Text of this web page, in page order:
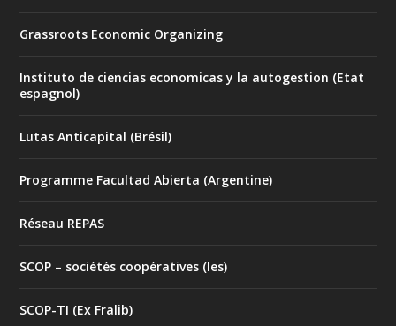
Grassroots Economic Organizing
Instituto de ciencias economicas y la autogestion (Etat
espagnol)
Lutas Anticapital (Brésil)
Programme Facultad Abierta (Argentine)
Réseau REPAS
SCOP – sociétés coopératives (les)
SCOP-TI (Ex Fralib)